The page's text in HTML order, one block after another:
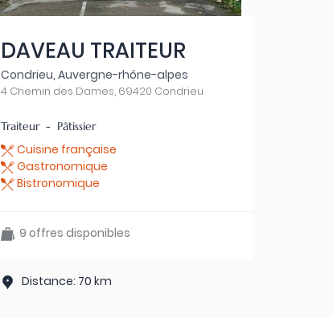
DAVEAU TRAITEUR
Condrieu, Auvergne-rhône-alpes
4 Chemin des Dames, 69420 Condrieu
Traiteur - Pâtissier
Cuisine française
Gastronomique
Bistronomique
9 offres disponibles
Distance: 70 km